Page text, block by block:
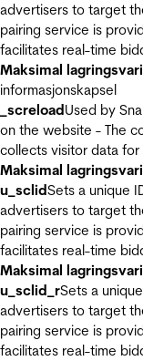
advertisers to target
pairing service is
facilitates real-time
Maksimal
informasjonskapsel
_screloadUsed by
on the website - The
collects visitor data
Maksimal
u_sclidSets a unique
advertisers to target
pairing service is
facilitates real-time
Maksimal
u_sclid_rSets a
advertisers to target
pairing service is
facilitates real-time